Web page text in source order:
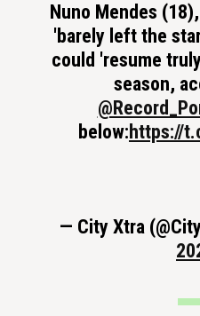
Nuno Mendes
'barely left the
could 'resume
season,
below: https://
— City Xtra